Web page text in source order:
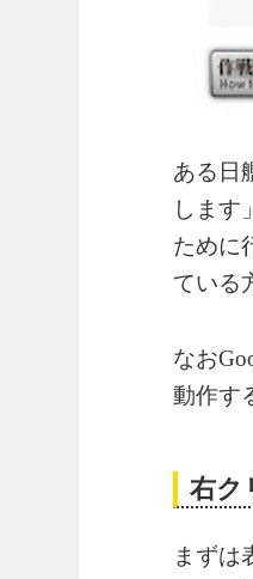
ある日
します
ために
ている
なお
動作す
右ク
まずは